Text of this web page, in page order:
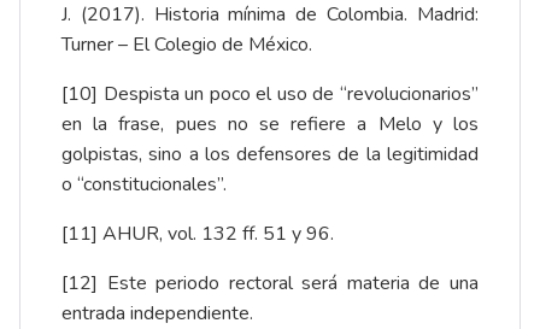
J. (2017). Historia mínima de Colombia. Madrid:
Turner – El Colegio de México.
[10] Despista un poco el uso de “revolucionarios”
en la frase, pues no se refiere a Melo y los
golpistas, sino a los defensores de la legitimidad
o “constitucionales”.
[11] AHUR, vol. 132 ff. 51 y 96.
[12] Este periodo rectoral será materia de una
entrada independiente.